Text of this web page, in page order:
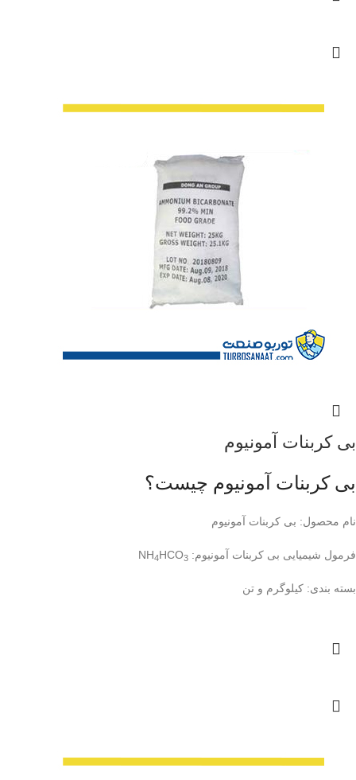
بی کربنات آمونیوم
بی کربنات آمونیوم چیست؟
نام محصول: بی کربنات آمونیوم
فرمول شیمیایی بی کربنات آمونیوم: NH 4HCO3
بسته بندی: کیلوگرم و تن